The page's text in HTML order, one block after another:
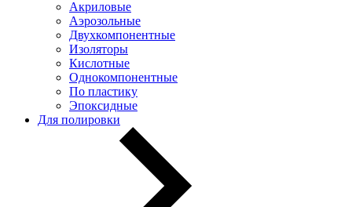
Акриловые
Аэрозольные
Двухкомпонентные
Изоляторы
Кислотные
Однокомпонентные
По пластику
Эпоксидные
Для полировки